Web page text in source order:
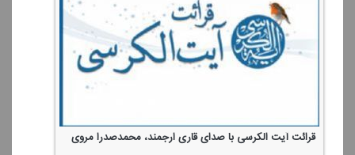
قرائت آیت الكرسی با صدای قاری ارجمند، محمدصدرا مروی